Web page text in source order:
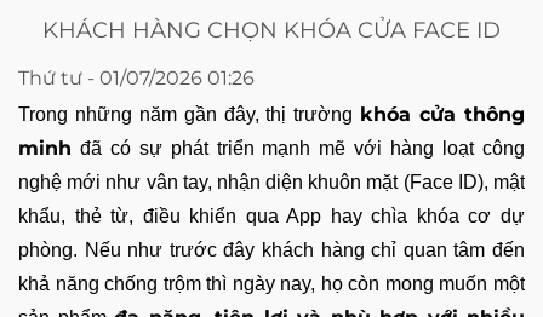
KHÁCH HÀNG CHỌN KHÓA CỬA FACE ID
Thứ tư - 01/07/2026 01:26
Trong những năm gần đây, thị trường khóa cửa thông
minh đã có sự phát triển mạnh mẽ với hàng loạt công
nghệ mới như vân tay, nhận diện khuôn mặt (Face ID), mật
khẩu, thẻ từ, điều khiển qua App hay chìa khóa cơ dự
phòng. Nếu như trước đây khách hàng chỉ quan tâm đến
khả năng chống trộm thì ngày nay, họ còn mong muốn một